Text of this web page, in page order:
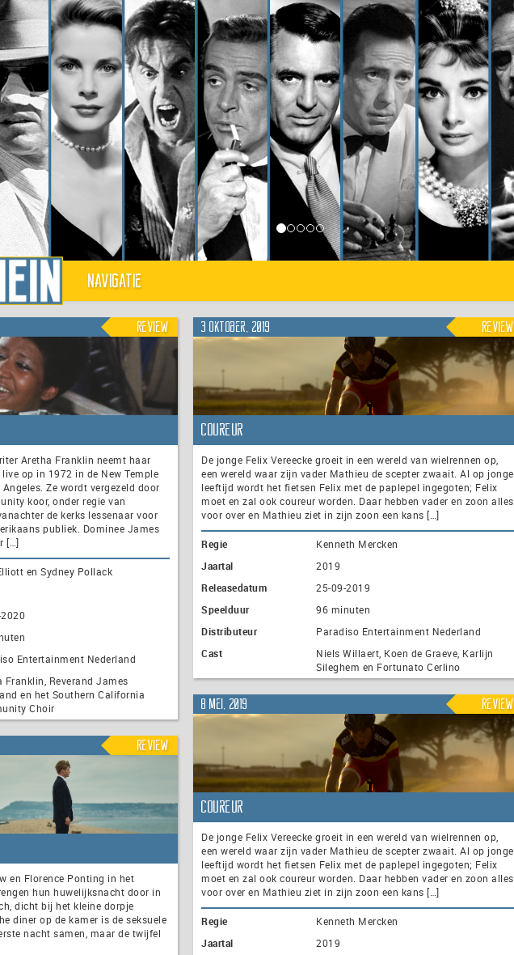
Navigatie
Review
Aretha Franklin neemt haar
op in 1972 in de New Temple
Ze wordt vergezeld door
koor, onder regie van
de kerks lessenaar voor
publiek. Dominee James
[…]
en Sydney Pollack
Entertainment Nederland
Franklin, Reverand James
en het Southern California
Choir
3 oktober, 2019 Review
Coureur
De jonge Felix Vereecke groeit in een wereld van wielrennen op,
een wereld waar zijn vader Mathieu de scepter zwaait. Al op jonge
leeftijd wordt het fietsen Felix met de paplepel ingegoten; Felix
moet en zal ook coureur worden. Daar hebben vader en zoon alles
voor over en Mathieu ziet in zijn zoon een kans […]
Regie
Kenneth Mercken
Jaartal
2019
Releasedatum
25-09-2019
Speelduur
96 minuten
Distributeur
Paradiso Entertainment Nederland
Cast
Niels Willaert, Koen de Graeve, Karlijn
Sileghem en Fortunato Cerlino
8 mei, 2019 Review
Coureur
De jonge Felix Vereecke groeit in een wereld van wielrennen op,
een wereld waar zijn vader Mathieu de scepter zwaait. Al op jonge
leeftijd wordt het fietsen Felix met de paplepel ingegoten; Felix
moet en zal ook coureur worden. Daar hebben vader en zoon alles
voor over en Mathieu ziet in zijn zoon een kans […]
Regie
Kenneth Mercken
Jaartal
2019
Review
en Florence Ponting in het
hun huwelijksnacht door in
dicht bij het kleine dorpje
diner op de kamer is de seksuele
nacht samen, maar de twijfel